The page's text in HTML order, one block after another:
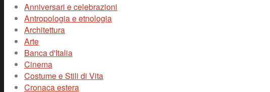
Anniversari e celebrazioni
Antropologia e etnologia
Architettura
Arte
Banca d'Italia
Cinema
Costume e Stili di Vita
Cronaca estera